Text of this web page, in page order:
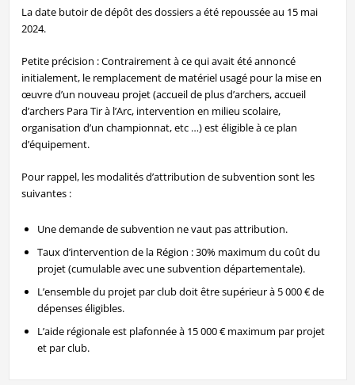
La date butoir de dépôt des dossiers a été repoussée au 15 mai
2024.
Petite précision : Contrairement à ce qui avait été annoncé
initialement, le remplacement de matériel usagé pour la mise en
œuvre d’un nouveau projet (accueil de plus d’archers, accueil
d’archers Para Tir à l’Arc, intervention en milieu scolaire,
organisation d’un championnat, etc …) est éligible à ce plan
d’équipement.
Pour rappel, les modalités d’attribution de subvention sont les
suivantes :
Une demande de subvention ne vaut pas attribution.
Taux d’intervention de la Région : 30% maximum du coût du
projet (cumulable avec une subvention départementale).
L’ensemble du projet par club doit être supérieur à 5 000 € de
dépenses éligibles.
L’aide régionale est plafonnée à 15 000 € maximum par projet
et par club.